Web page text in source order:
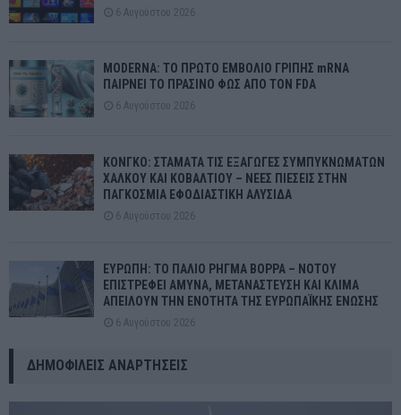
6 Αυγούστου 2026
MODERNA: ΤΟ ΠΡΩΤΟ ΕΜΒΟΛΙΟ ΓΡΙΠΗΣ mRNA
ΠΑΙΡΝΕΙ ΤΟ ΠΡΑΣΙΝΟ ΦΩΣ ΑΠΟ ΤΟΝ FDA
6 Αυγούστου 2026
ΚΟΝΓΚΟ: ΣΤΑΜΑΤΑ ΤΙΣ ΕΞΑΓΩΓΕΣ ΣΥΜΠΥΚΝΩΜΑΤΩΝ
ΧΑΛΚΟΥ ΚΑΙ ΚΟΒΑΛΤΙΟΥ – ΝΕΕΣ ΠΙΕΣΕΙΣ ΣΤΗΝ
ΠΑΓΚΟΣΜΙΑ ΕΦΟΔΙΑΣΤΙΚΗ ΑΛΥΣΙΔΑ
6 Αυγούστου 2026
ΕΥΡΩΠΗ: ΤΟ ΠΑΛΙΟ ΡΗΓΜΑ ΒΟΡΡΑ – ΝΟΤΟΥ
ΕΠΙΣΤΡΕΦΕΙ ΑΜΥΝΑ, ΜΕΤΑΝΑΣΤΕΥΣΗ ΚΑΙ ΚΛΙΜΑ
ΑΠΕΙΛΟΥΝ ΤΗΝ ΕΝΟΤΗΤΑ ΤΗΣ ΕΥΡΩΠΑΪΚΗΣ ΕΝΩΣΗΣ
6 Αυγούστου 2026
ΔΗΜΟΦΙΛΕΊΣ ΑΝΑΡΤΉΣΕΙΣ